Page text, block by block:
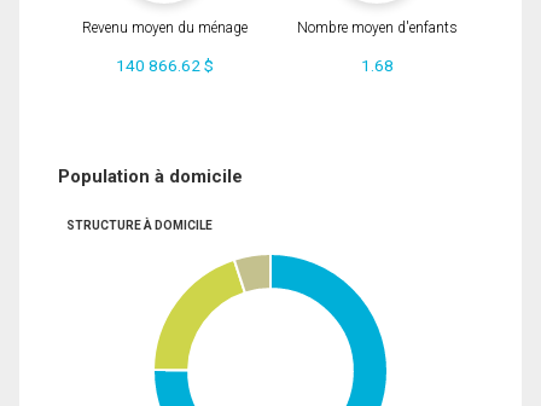
Revenu moyen du ménage
140 866.62 $
Nombre moyen d'enfants
1.68
Population à domicile
STRUCTURE À DOMICILE